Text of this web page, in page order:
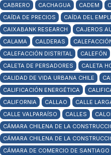
CABRERO
CACHAGUA CADEM
CAÍDA DE PRECIOS
CAÍDA DEL
CAIXABANK RESEARCH
CAJEROS
CALAMA
CALDERAS
CALEFACCIÓN DISTRITAL
CALEFÓN
CALETA DE PERSADORES
CALETA
CALIDAD DE VIDA URBANA CHILE
CALIFICACIÓN ENERGÉTICA
CALIFORNIA
CALLAO CALLE
CALLE VALPARAÍSO
CALLES
CÁMARA CHILENA DE LA
CÁMARA CHILENA DE LA
CÁMARA DE COMERCIO DE SANTIAGO